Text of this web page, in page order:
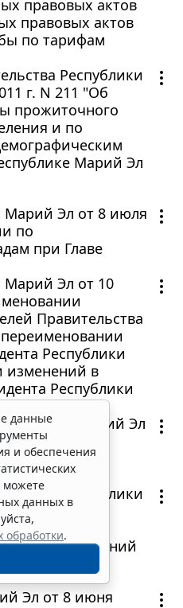
правовых актов
правовых актов
по тарифам
Республики
г. N 211 "Об
прожиточного
и по
Марий Эл
Марий Эл от 8 июля
по
при Главе
Марий Эл от 10
Правительства
Республики
изменений в
Республики
Марий Эл
"О бланках
Эл"
Республики
г. N 196 "О
труда
учреждений
Эл от 8 июня
данные
и обеспечения
можете
данных в
обработки.